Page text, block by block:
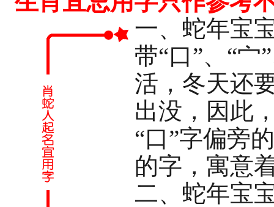
一、蛇年宝
带“口”、“宀
活，冬天还
出没，因此
“口”字偏旁
的字，寓意
二、蛇年宝